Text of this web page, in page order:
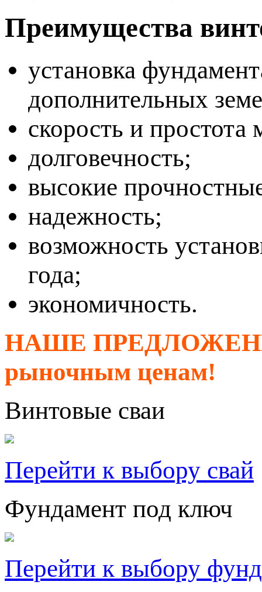
Преимущества
установка
дополнительных
скорость и простота
долговечность;
высокие
надежность;
возможность
года;
экономичность.
НАШЕ
рыночным ценам!
Винтовые сваи
Перейти к выбору свай
Фундамент под ключ
Перейти к выбору